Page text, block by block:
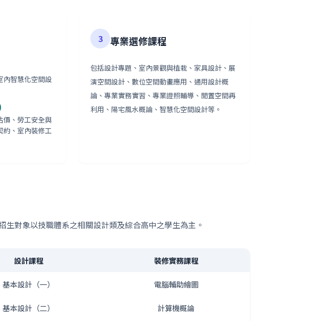
內智慧化空間設
價、勞工安全與
約、室內裝修工
3 專業選修課程
包括設計專題、室內景觀與植栽、家具設計、展
演空間設計、數位空間動畫應用、通用設計概
論、專業實務實習、專業證照輔導、閒置空間再
利用、陽宅風水概論、智慧化空間設計等。
對象以技職體系之相關設計類及綜合高中之學生為主。
設計課程 裝修實務課程
基本設計（一） 電腦輔助繪圖
基本設計（二） 計算機概論